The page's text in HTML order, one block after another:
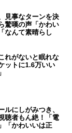
見事なターンを決
驚嘆の声「かわい
なんて素晴らし
れがないと眠れな
トに1.6万いい
ルにしがみつき、
聴者もん絶！「電
「かわいいは正